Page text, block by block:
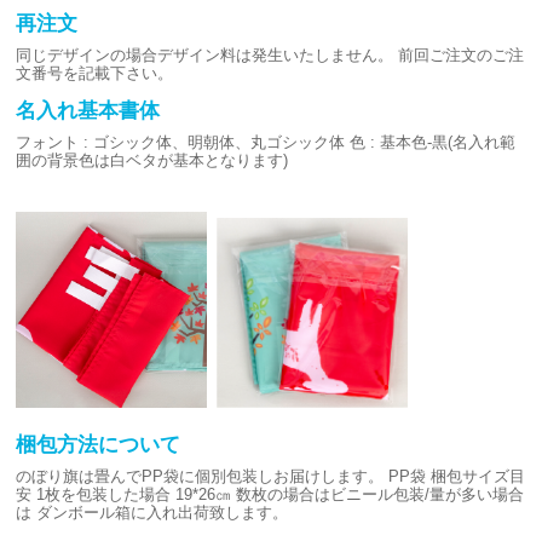
再注文
同じデザインの場合デザイン料は発生いたしません。
前回ご注文のご注
文番号を記載下さい。
名入れ基本書体
フォント : ゴシック体、明朝体、丸ゴシック体 色 : 基本色-黒(名入れ範
囲の背景色は白ベタが基本となります)
梱包方法について
のぼり旗は畳んでPP袋に個別包装しお届けします。
PP袋 梱包サイズ目
安 1枚を包装した場合 19*26㎝ 数枚の場合はビニール包装/量が多い場合
は ダンボール箱に入れ出荷致します。